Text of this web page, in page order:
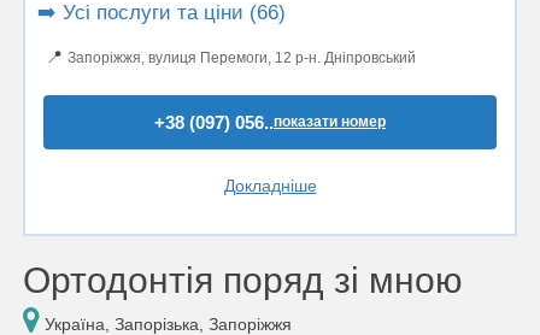
➡️ Усі послуги та ціни (66)
📍 Запоріжжя, вулиця Перемоги, 12 р-н. Дніпровський
+38 (097) 056..показати номер
Докладніше
Ортодонтія поряд зі мною
Україна, Запорізька, Запоріжжя